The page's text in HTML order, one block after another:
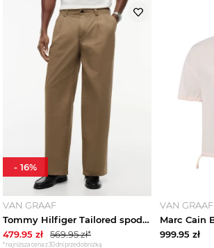
VAN GRAAF
Tommy Hilfiger Tailored spodnie z zakładkami Mężczyźni Bawełna (100%) zielony
479.95 zł 569.95zł*
*najniższa cena z 30 dni przed obniżką
- 16%
VAN GRAAF
999.95 zł